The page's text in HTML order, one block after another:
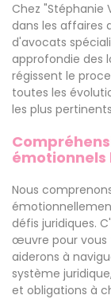
Chez "Stéphanie
dans les affaires
d'avocats
approfondie des
régissent le
toutes les
les plus
émotionnels
Nous
défis juridiques.
œuvre pour vous
aiderons à
système
et obligations à